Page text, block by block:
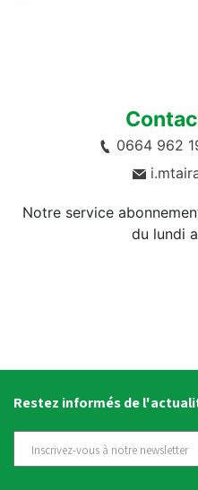
0664 962
Notre service
du lundi
Restez informés de